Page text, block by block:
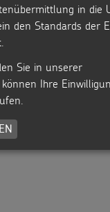
in die
den Standards der
Sie in unserer
können Ihre